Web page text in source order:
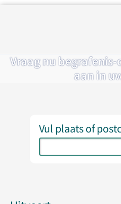
Vraag nu
aan in
Vul plaats of